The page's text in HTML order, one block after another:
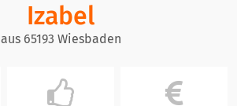
Izabel
aus 65193 Wiesbaden